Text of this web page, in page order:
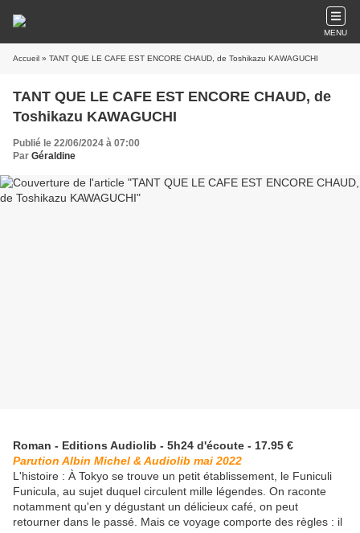
MENU
Accueil » TANT QUE LE CAFE EST ENCORE CHAUD, de Toshikazu KAWAGUCHI
TANT QUE LE CAFE EST ENCORE CHAUD, de
Toshikazu KAWAGUCHI
Publié le 22/06/2024 à 07:00
Par Géraldine
Roman - Editions Audiolib - 5h24 d'écoute - 17.95 €
Parution Albin Michel & Audiolib mai 2022
L'histoire : À Tokyo se trouve un petit établissement, le Funiculi
Funicula, au sujet duquel circulent mille légendes. On raconte
notamment qu'en y dégustant un délicieux café, on peut
retourner dans le passé. Mais ce voyage comporte des règles : il